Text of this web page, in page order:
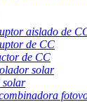
aislado de
de CC
de CC
solar
solar